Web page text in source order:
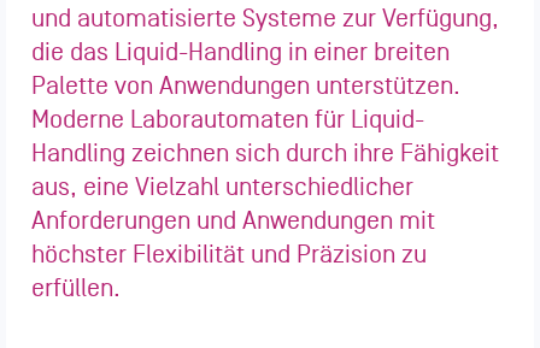
und automatisierte Systeme zur Verfügung,
die das Liquid-Handling in einer breiten
Palette von Anwendungen unterstützen.
Moderne Laborautomaten für Liquid-
Handling zeichnen sich durch ihre Fähigkeit
aus, eine Vielzahl unterschiedlicher
Anforderungen und Anwendungen mit
höchster Flexibilität und Präzision zu
erfüllen.